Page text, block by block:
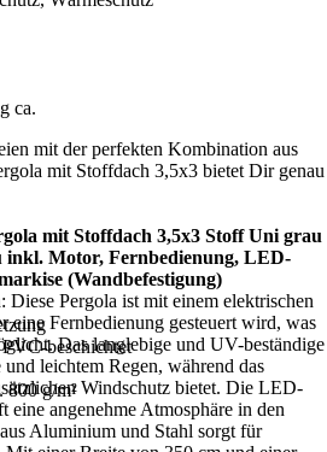
ca.
beschichtet
800 g/m²
mit der perfekten Kombination aus
mit Stoffdach 3,5x3 bietet Dir genau
mit Stoffdach 3,5x3 Stoff Uni grau
inkl. Motor, Fernbedienung, LED-
(Wandbefestigung)
Pergola ist mit einem elektrischen
eine Fernbedienung gesteuert wird, was
Das langlebige und UV-beständige
leichtem Regen, während das
Windschutz bietet. Die LED-
angenehme Atmosphäre in den
Aluminium und Stahl sorgt für